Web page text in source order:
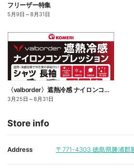
フリーザー特集
5月9日 ～8月31日
〈valborder〉遮熱冷感 ナイロンコンプレッション
3月25日 ～8月31日
Store info
Address 〒771-4303 徳島県勝浦郡